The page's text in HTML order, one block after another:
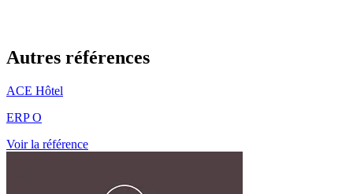
Autres références
ACE Hôtel
ERP O
Voir la référence